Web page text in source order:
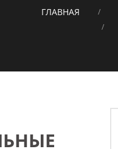
ГЛАВНАЯ